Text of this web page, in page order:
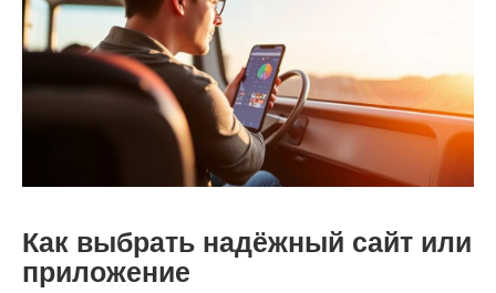
Как выбрать надёжный сайт или
приложение